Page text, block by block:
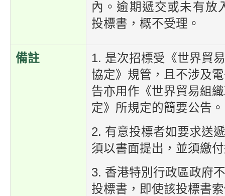
內。逾期遞交或未有放
投標書，概不受理。
備註
1. 是次招標受《世界貿
協定》規管，且不涉及
告亦用作《世界貿易組
定》所規定的簡要公告。
2. 有意投標者如要求送
須以書面提出，並須繳
3. 香港特別行政區政府
投標書，即使該投標書